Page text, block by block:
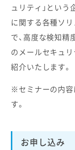
ュリティ」という
に関する各種ソ
で、高度な検知
のメールセキュ
紹介いたします。
※セミナーの内容
す。
お申し込み